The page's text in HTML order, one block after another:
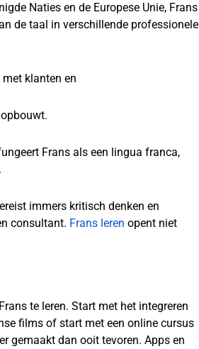
Naties en de Europese Unie, Frans
de taal in verschillende professionele
klanten en
Frans als een lingua franca,
immers kritisch denken en
consultant. Frans leren opent niet
te leren. Start met het integreren
films of start met een online cursus
gemaakt dan ooit tevoren. Apps en